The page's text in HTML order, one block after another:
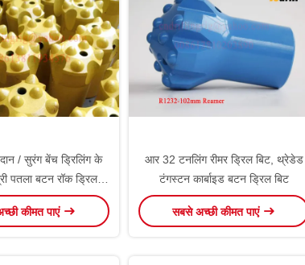
/ सुरंग बेंच ड्रिलिंग के
पतला बटन रॉक ड्रिल
बिट्स
कीमत पाएं
आर 32 टनलिंग रीमर ड्रिल बिट, थ्रेडेड
टंगस्टन कार्बाइड बटन ड्रिल बिट
सबसे अच्छी कीमत पाएं